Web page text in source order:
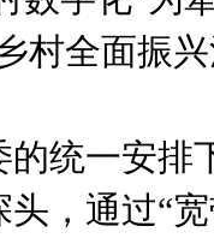
村全面振
统一安排
，通过“